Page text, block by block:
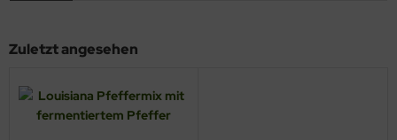
Zuletzt angesehen